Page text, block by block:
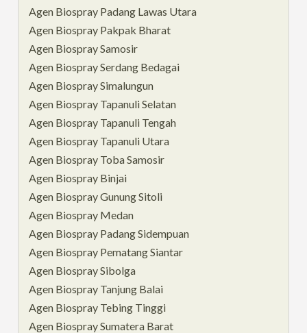
Agen Biospray Padang Lawas Utara
Agen Biospray Pakpak Bharat
Agen Biospray Samosir
Agen Biospray Serdang Bedagai
Agen Biospray Simalungun
Agen Biospray Tapanuli Selatan
Agen Biospray Tapanuli Tengah
Agen Biospray Tapanuli Utara
Agen Biospray Toba Samosir
Agen Biospray Binjai
Agen Biospray Gunung Sitoli
Agen Biospray Medan
Agen Biospray Padang Sidempuan
Agen Biospray Pematang Siantar
Agen Biospray Sibolga
Agen Biospray Tanjung Balai
Agen Biospray Tebing Tinggi
Agen Biospray Sumatera Barat